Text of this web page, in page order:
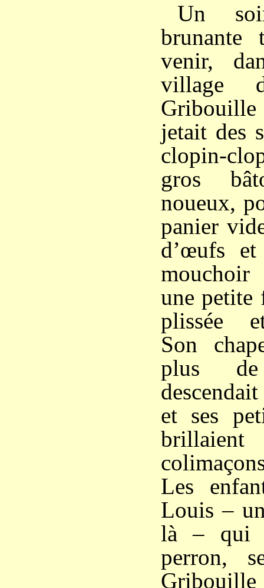
Un
venir,
village
jetait des
clopin-
gros
noueux,
panier
d’œufs et
une petite
plissée
Son
plus
et ses
Les
Louis –
là – qui
perron,